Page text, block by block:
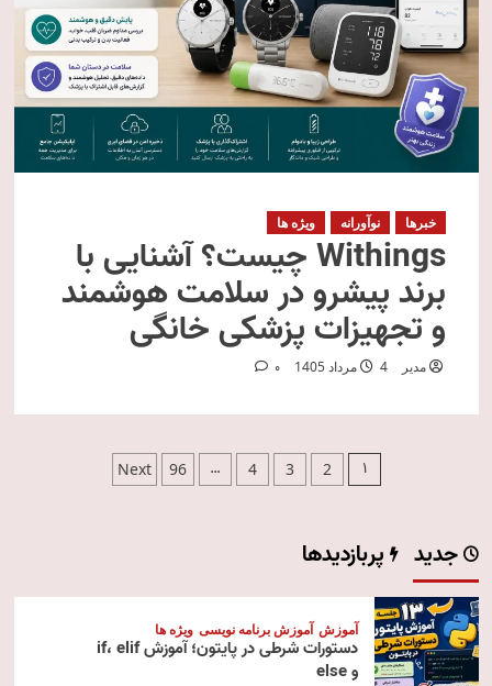
خبرها نوآورانه ویژه ها
Withings چیست؟ آشنایی با
برند پیشرو در سلامت هوشمند
و تجهیزات پزشکی خانگی
مدیر 4 مرداد 1405 0
صفحه‌بندی
1
2
3
4
…
96
Next
جدید پربازدیدها
آموزش آموزش برنامه نویسی ویژه ها
دستورات شرطی در پایتون؛ آموزش if، elif
و else